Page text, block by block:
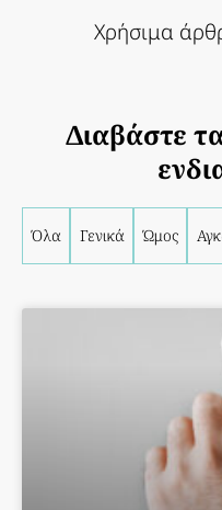
Χρήσιμα
Διαβάστε
Όλα Γενικά Ώμος